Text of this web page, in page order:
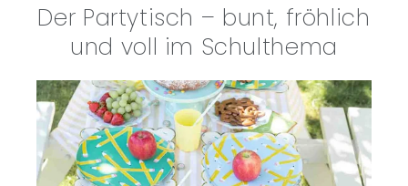
Der Partytisch – bunt, fröhlich
und voll im Schulthema